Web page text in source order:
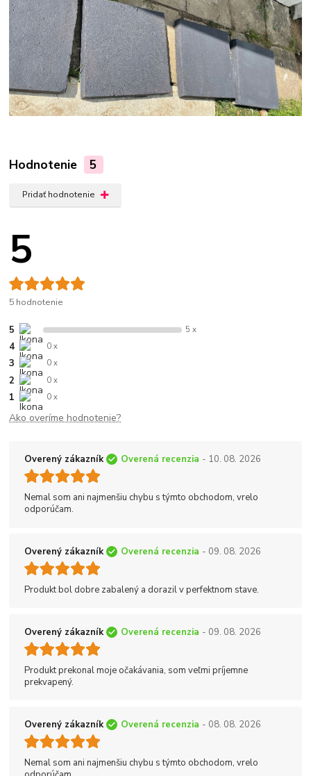
Hodnotenie 5
Pridať hodnotenie
5
5 hodnotenie
5 5 x
4 0 x
3 0 x
2 0 x
1 0 x
Ako overíme hodnotenie?
Overený zákazník Overená recenzia - 10. 08. 2026
Nemal som ani najmenšiu chybu s týmto obchodom, vrelo
odporúčam.
Overený zákazník Overená recenzia - 09. 08. 2026
Produkt bol dobre zabalený a dorazil v perfektnom stave.
Overený zákazník Overená recenzia - 09. 08. 2026
Produkt prekonal moje očakávania, som veľmi príjemne
prekvapený.
Overený zákazník Overená recenzia - 08. 08. 2026
Nemal som ani najmenšiu chybu s týmto obchodom, vrelo